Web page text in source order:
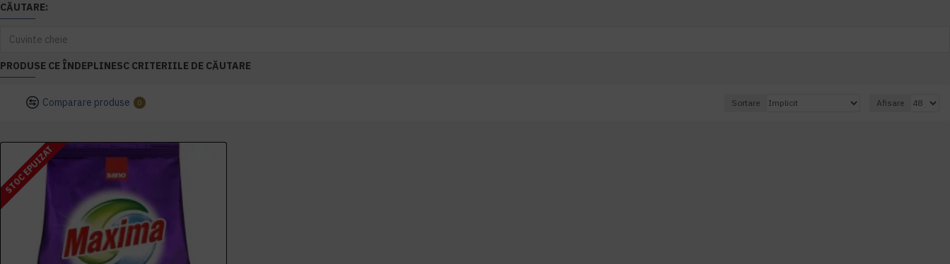
CĂUTARE:
PRODUSE CE ÎNDEPLINESC CRITERIILE DE CĂUTARE
Comparare produse 0 Sortare Afisare
STOC EPUIZAT